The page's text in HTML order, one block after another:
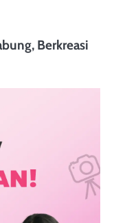
Berkreasi